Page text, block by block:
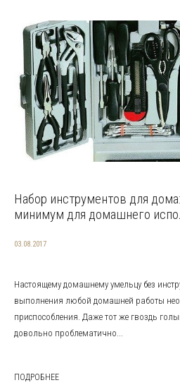
Набор инструментов для
минимум для домашнего
03.08.2017
Настоящему домашнему умельцу без
выполнения любой домашней работы
приспособления. Даже тот же гвоздь
довольно проблематично...
ПОДРОБНЕЕ